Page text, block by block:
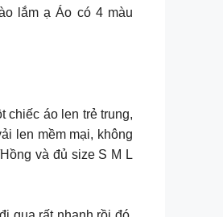
lắm ạ Áo có 4 màu
chiếc áo len trẻ trung,
len mềm mại, không
và đủ size S M L